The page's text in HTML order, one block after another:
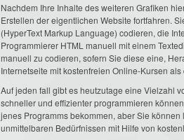
Nachdem Ihre Inhalte des weiteren Grafiken
Erstellen der eigentlichen Website fortfahren.
(HyperText Markup Language) codieren, die
Programmierer HTML manuell mit einem
manuell zu codieren, sofern Sie diese eine,
Internetseite mit kostenfreien Online-Kursen
Auf jeden fall gibt es heutzutage eine Vielzahl
schneller und effizienter programmieren
jenes Programms bekommen, aber Sie
unmittelbaren Bedürfnissen mit Hilfe von